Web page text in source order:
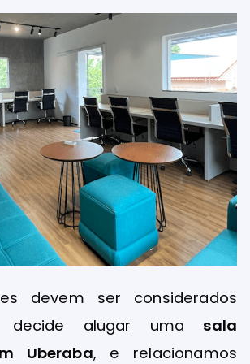
devem ser considerados
decide alugar uma sala
Uberaba, e relacionamos